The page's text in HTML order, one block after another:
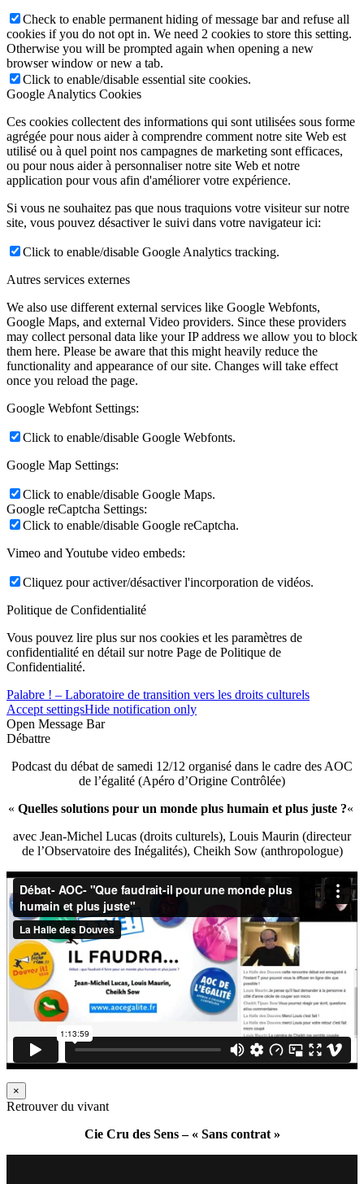
Check to enable permanent hiding of message bar and refuse all
cookies if you do not opt in. We need 2 cookies to store this setting.
Otherwise you will be prompted again when opening a new
browser window or new a tab.
Click to enable/disable essential site cookies.
Google Analytics Cookies
Ces cookies collectent des informations qui sont utilisées sous forme
agrégée pour nous aider à comprendre comment notre site Web est
utilisé ou à quel point nos campagnes de marketing sont efficaces,
ou pour nous aider à personnaliser notre site Web et notre
application pour vous afin d'améliorer votre expérience.
Si vous ne souhaitez pas que nous traquions votre visiteur sur notre
site, vous pouvez désactiver le suivi dans votre navigateur ici:
Click to enable/disable Google Analytics tracking.
Autres services externes
We also use different external services like Google Webfonts,
Google Maps, and external Video providers. Since these providers
may collect personal data like your IP address we allow you to block
them here. Please be aware that this might heavily reduce the
functionality and appearance of our site. Changes will take effect
once you reload the page.
Google Webfont Settings:
Click to enable/disable Google Webfonts.
Google Map Settings:
Click to enable/disable Google Maps.
Google reCaptcha Settings:
Click to enable/disable Google reCaptcha.
Vimeo and Youtube video embeds:
Cliquez pour activer/désactiver l'incorporation de vidéos.
Politique de Confidentialité
Vous pouvez lire plus sur nos cookies et les paramètres de
confidentialité en détail sur notre Page de Politique de
Confidentialité.
Palabre ! – Laboratoire de transition vers les droits culturels
Accept settingsHide notification only
Open Message Bar
Débattre
Podcast du débat de samedi 12/12 organisé dans le cadre des AOC
de l’égalité (Apéro d’Origine Contrôlée)
« Quelles solutions pour un monde plus humain et plus juste ?«
avec Jean-Michel Lucas (droits culturels), Louis Maurin (directeur
de l’Observatoire des Inégalités), Cheikh Sow (anthropologue)
×
Retrouver du vivant
Cie Cru des Sens – « Sans contrat »